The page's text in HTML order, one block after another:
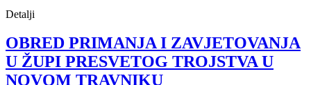
Detalji
OBRED PRIMANJA I ZAVJETOVANJA
U ŽUPI PRESVETOG TROJSTVA U
NOVOM TRAVNIKU